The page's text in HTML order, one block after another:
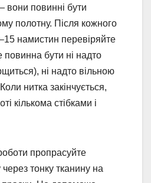
вони повинні бути
полотну. Після кожного
намистин перевіряйте
повинна бути ні надто
ні надто вільною
нитка закінчується,
кількома стібками і
пропрасуйте
тонку тканину на